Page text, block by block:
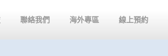
聯絡我們 海外專區 線上預約